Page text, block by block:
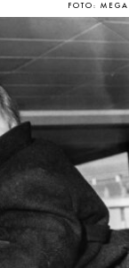
FOTO: MEGA